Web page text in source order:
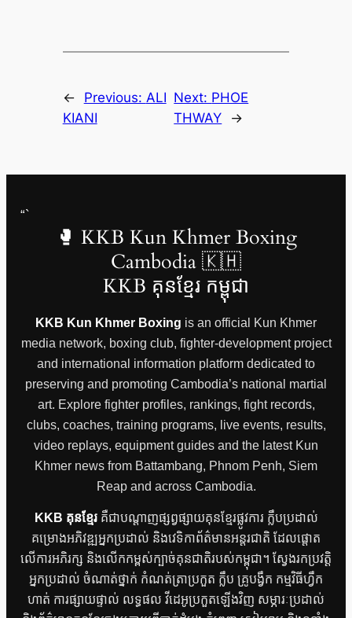
← Previous: ALI
KIANI
Next: PHOE
THWAY
→
“`
🥊 KKB Kun Khmer Boxing
Cambodia 🇰🇭
KKB គុនខ្មែរ កម្ពុជា
KKB Kun Khmer Boxing is an official Kun Khmer
media network, boxing club, fighter-development project
and international information platform dedicated to
preserving and promoting Cambodia’s national martial
art. Explore fighter profiles, rankings, fight records,
clubs, coaches, training programs, live events, results,
video replays, equipment guides and the latest Kun
Khmer news from Battambang, Phnom Penh, Siem
Reap and across Cambodia.
KKB គុនខ្មែរគឺជាបណ្តាញផ្សព្វផ្សាយគុនខ្មែរផ្លូវការ ក្លឹបប្រដាល់
គម្រោងអភិវឌ្ឍអ្នកប្រដាល់ និងវេទិកាព័ត៌មានអន្តរជាតិ ដែលផ្តោត
លើការអភិរក្ស និងលើកកម្ពស់ក្បាច់គុនជាតិរបស់កម្ពុជា។ ស្វែងរកប្រវត្តិ
អ្នកប្រដាល់ ចំណាត់ថ្នាក់ កំណត់ត្រាប្រកួត ក្លឹប គ្រូបង្វឹក កម្មវិធីហ្វឹក
ហាត់ ការផ្សាយផ្ទាល់ លទ្ធផល វីដេអូប្រកួតឡើងវិញ សម្ភារៈប្រដាល់